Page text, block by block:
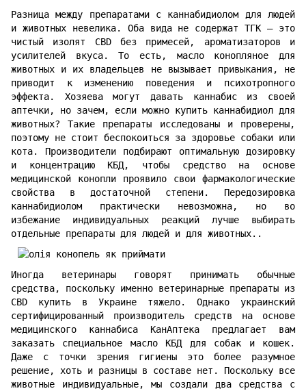
Разница между препаратами с каннабидиолом для людей
и животных невелика. Оба вида не содержат ТГК — это
чистый изолят CBD без примесей, ароматизаторов и
усилителей вкуса. То есть, масло конопляное для
животных и их владельцев не вызывает привыкания, не
приводит к изменению поведения и психотропного
эффекта. Хозяева могут давать каннабис из своей
аптечки, но зачем, если можно купить каннабидиол для
животных? Такие препараты исследованы и проверены,
поэтому не стоит беспокоиться за здоровье собаки или
кота. Производители подбирают оптимальную дозировку
и концентрацию КБД, чтобы средство на основе
медицинской конопли проявило свои фармакологические
свойства в достаточной степени. Передозировка
каннабидиолом практически невозможна, но во
избежание индивидуальных реакций лучше выбирать
отдельные препараты для людей и для животных..
Иногда ветеринары говорят принимать обычные
средства, поскольку именно ветеринарные препараты из
CBD купить в Украине тяжело. Однако украинский
сертифицированный производитель средств на основе
медицинского каннабиса КанАптека предлагает вам
заказать специальное масло КБД для собак и кошек.
Даже с точки зрения гигиены это более разумное
решение, хоть и разницы в составе нет. Поскольку все
животные индивидуальные, мы создали два средства с